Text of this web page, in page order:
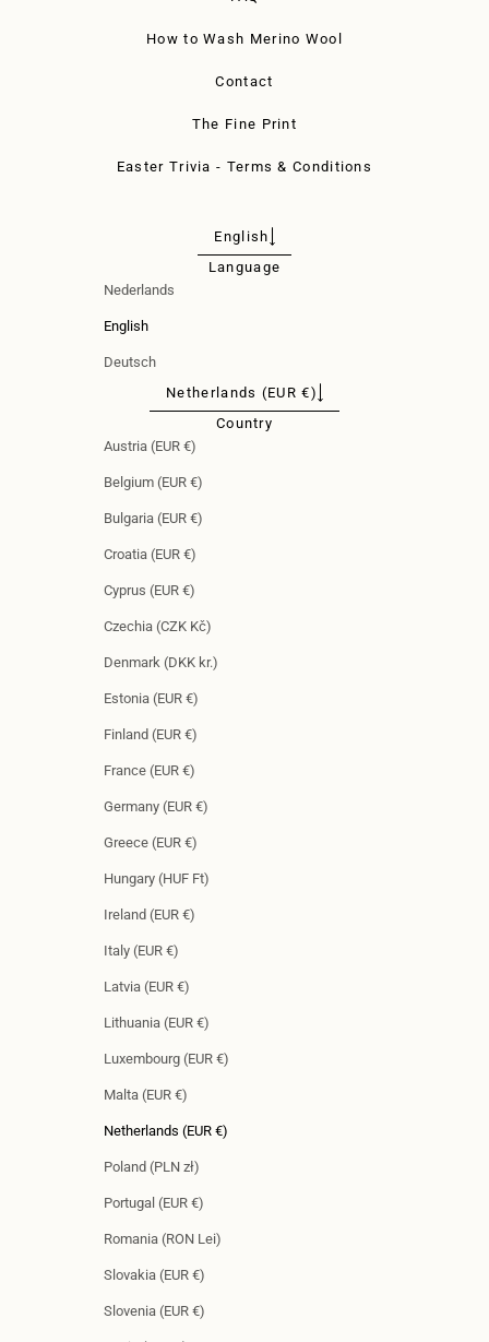
How to Wash Merino Wool
Contact
The Fine Print
Easter Trivia - Terms & Conditions
English
Language
Nederlands
English
Deutsch
Netherlands (EUR €)
Country
Austria (EUR €)
Belgium (EUR €)
Bulgaria (EUR €)
Croatia (EUR €)
Cyprus (EUR €)
Czechia (CZK Kč)
Denmark (DKK kr.)
Estonia (EUR €)
Finland (EUR €)
France (EUR €)
Germany (EUR €)
Greece (EUR €)
Hungary (HUF Ft)
Ireland (EUR €)
Italy (EUR €)
Latvia (EUR €)
Lithuania (EUR €)
Luxembourg (EUR €)
Malta (EUR €)
Netherlands (EUR €)
Poland (PLN zł)
Portugal (EUR €)
Romania (RON Lei)
Slovakia (EUR €)
Slovenia (EUR €)